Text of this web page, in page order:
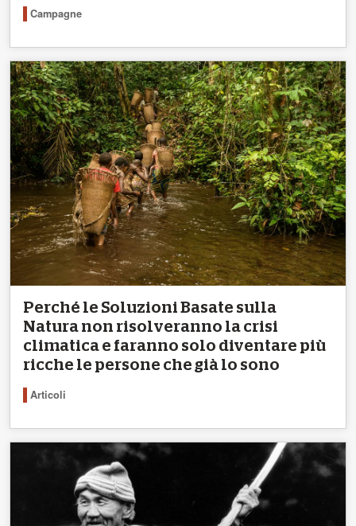
Campagne
Perché le Soluzioni Basate sulla
Natura non risolveranno la crisi
climatica e faranno solo diventare più
ricche le persone che già lo sono
Articoli